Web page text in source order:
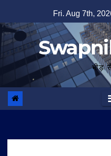
to
content
Fri. Aug 7th,
भीड़